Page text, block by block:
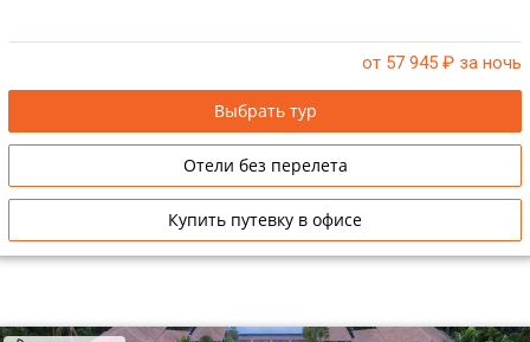
от 57 945 ₽ за ночь
Выбрать тур
Отели без перелета
Купить путевку в офисе